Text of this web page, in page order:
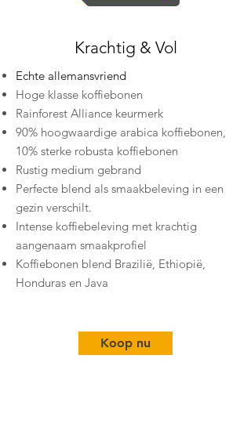
Krachtig & Vol
Echte allemansvriend
Hoge klasse koffiebonen
Rainforest Alliance keurmerk
90% hoogwaardige arabica koffiebonen,
10% sterke robusta koffiebonen
Rustig medium gebrand
Perfecte blend als smaakbeleving in een
gezin verschilt.
Intense koffiebeleving met krachtig
aangenaam smaakprofiel
Koffiebonen blend Brazilië, Ethiopië,
Honduras en Java
Koop nu